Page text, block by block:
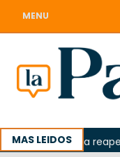
MENU
MAS LEIDOS
reclamó la reapertura